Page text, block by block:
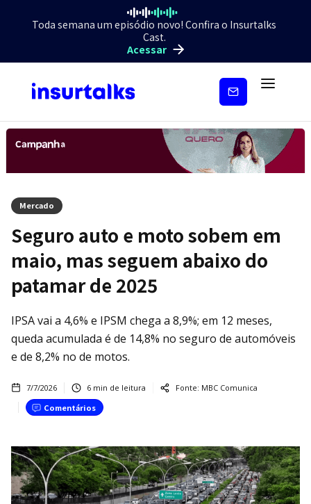
Toda semana um episódio novo! Confira o Insurtalks
Cast.
Acessar
Inscreva-
Mercado
Seguro auto e moto sobem em
maio, mas seguem abaixo do
patamar de 2025
IPSA vai a 4,6% e IPSM chega a 8,9%; em 12 meses,
queda acumulada é de 14,8% no seguro de automóveis
e de 8,2% no de motos.
7/7/2026 6 min de leitura Fonte: MBC Comunica
Comentários